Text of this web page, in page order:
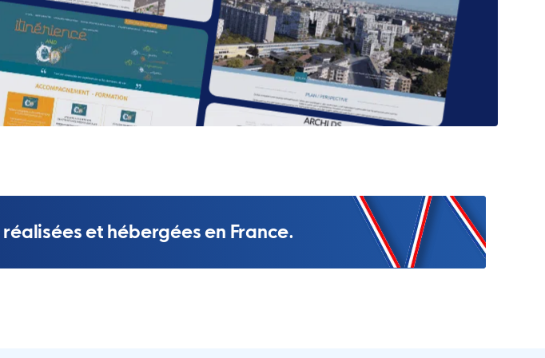
réalisées et hébergées en France.